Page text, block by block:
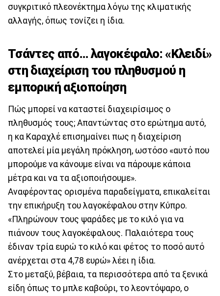
συγκριτικό πλεονέκτημα λόγω της κλιματικής
αλλαγής, όπως τονίζει η ίδια.
Τσάντες από… λαγοκέφαλο: «Κλειδί»
στη διαχείριση του πληθυσμού η
εμπορική αξιοποίηση
Πώς μπορεί να καταστεί διαχειρίσιμος ο
πληθυσμός τους; Απαντώντας στο ερώτημα αυτό,
η κα Καραχλέ επισημαίνει πως η διαχείριση
αποτελεί μία μεγάλη πρόκληση, ωστόσο «αυτό που
μπορούμε να κάνουμε είναι να πάρουμε κάποια
μέτρα και να τα αξιοποιήσουμε».
Αναφέροντας ορισμένα παραδείγματα, επικαλείται
την επικήρυξη του λαγοκέφαλου στην Κύπρο.
«Πληρώνουν τους ψαράδες με το κιλό για να
πιάνουν τους λαγοκέφαλους. Παλαιότερα τους
έδιναν τρία ευρώ το κιλό και φέτος το ποσό αυτό
ανέρχεται στα 4,78 ευρώ» λέει η ίδια.
Στο μεταξύ, βέβαια, τα περισσότερα από τα ξενικά
είδη όπως το μπλε καβούρι, το λεοντόψαρο, ο